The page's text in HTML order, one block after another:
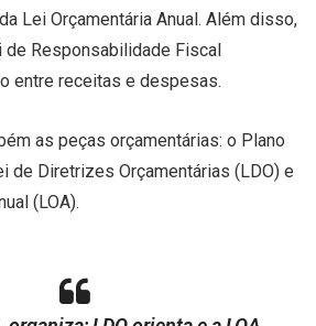
Lei Orçamentária Anual. Além disso,
de Responsabilidade Fiscal
entre receitas e despesas.
as peças orçamentárias: o Plano
de Diretrizes Orçamentárias (LDO) e
(LOA).